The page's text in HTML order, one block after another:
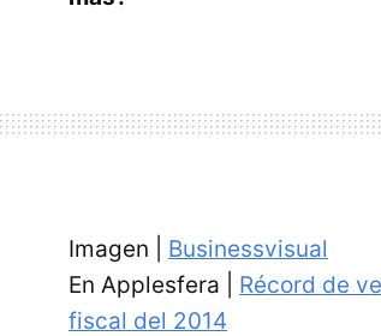
Imagen | Businessvisual
En Applesfera | Récord de
fiscal del 2014